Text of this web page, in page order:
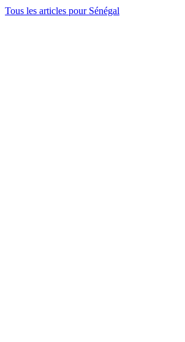
Tous les articles pour Sénégal